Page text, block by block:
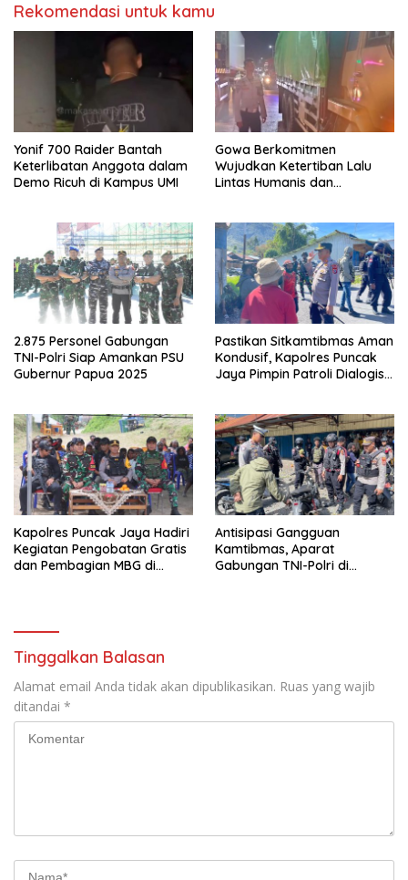
Rekomendasi untuk kamu
Yonif 700 Raider Bantah
Keterlibatan Anggota dalam
Demo Ricuh di Kampus UMI
Gowa Berkomitmen
Wujudkan Ketertiban Lalu
Lintas Humanis dan
2.875 Personel Gabungan
TNI-Polri Siap Amankan PSU
Gubernur Papua 2025
Pastikan Sitkamtibmas Aman
Kondusif, Kapolres Puncak
Jaya Pimpin Patroli Dialogis
Kapolres Puncak Jaya Hadiri
Kegiatan Pengobatan Gratis
dan Pembagian MBG di
Antisipasi Gangguan
Kamtibmas, Aparat
Gabungan TNI-Polri di
Tinggalkan Balasan
Alamat email Anda tidak akan dipublikasikan. Ruas yang wajib
ditandai *